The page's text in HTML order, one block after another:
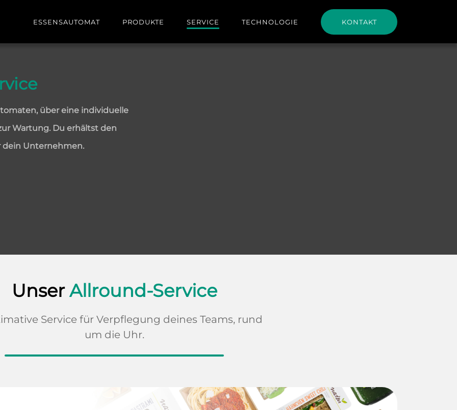
ESSENSAUTOMAT PRODUKTE SERVICE TECHNOLOGIE KONTAKT
über eine individuelle
Wartung. Du erhältst den
dein Unternehmen.
UnserAllround-Service
Service für Verpflegung deines Teams, rund
um die Uhr.